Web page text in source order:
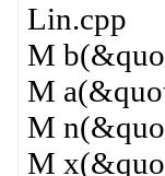
M
M
M
M